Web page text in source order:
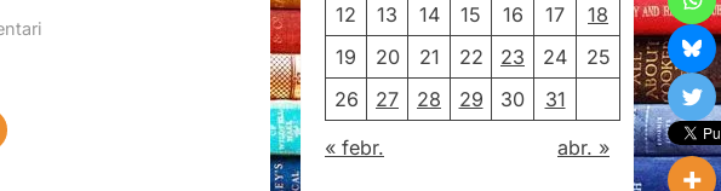
12
13 14 15 16 17
18
19
20 21 22 23 24
25
26
27 28 29 30 31
« febr. abr. »